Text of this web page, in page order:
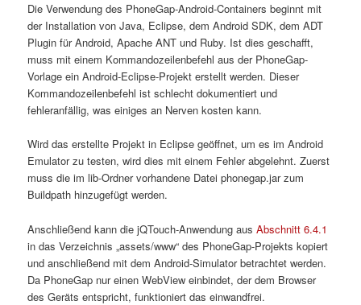
Die Verwendung des PhoneGap-Android-Containers beginnt mit
der Installation von Java, Eclipse, dem Android SDK, dem ADT
Plugin für Android, Apache ANT und Ruby. Ist dies geschafft,
muss mit einem Kommandozeilenbefehl aus der PhoneGap-
Vorlage ein Android-Eclipse-Projekt erstellt werden. Dieser
Kommandozeilenbefehl ist schlecht dokumentiert und
fehleranfällig, was einiges an Nerven kosten kann.
Wird das erstellte Projekt in Eclipse geöffnet, um es im Android
Emulator zu testen, wird dies mit einem Fehler abgelehnt. Zuerst
muss die im lib-Ordner vorhandene Datei phonegap.jar zum
Buildpath hinzugefügt werden.
Anschließend kann die jQTouch-Anwendung ausAbschnitt 6.4.1
in das Verzeichnis „assets/www“ des PhoneGap-Projekts kopiert
und anschließend mit dem Android-Simulator betrachtet werden.
Da PhoneGap nur einen WebView einbindet, der dem Browser
des Geräts entspricht, funktioniert das einwandfrei.